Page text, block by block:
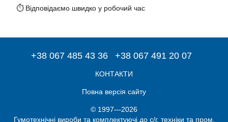
⏱️ Відповідаємо швидко у робочий час
+38 067 485 43 36 +38 067 491 20 07
КОНТАКТИ
Повна версія сайту
© 1997—2026
Гумотехнічні вироби та комплектуючі до с/г. техніки та пром.